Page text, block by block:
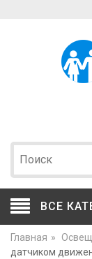
ВСЕ
Главная »
датчиком